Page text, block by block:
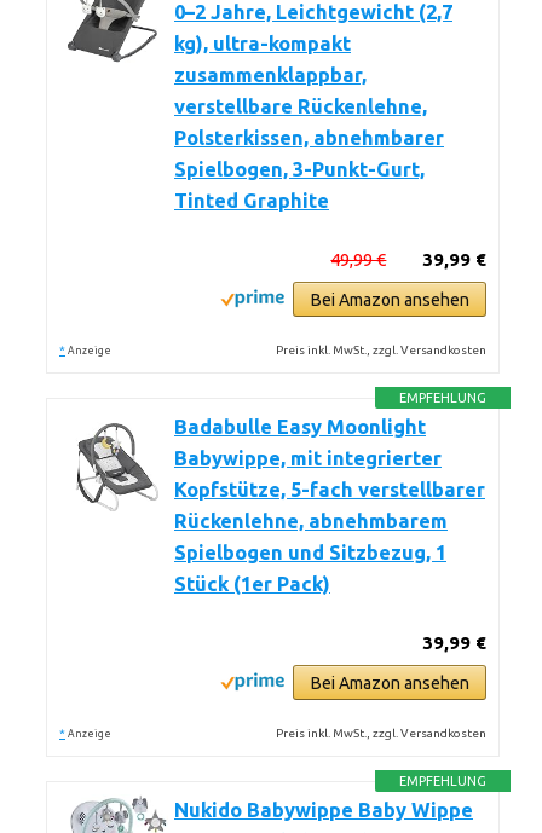
0–2 Jahre, Leichtgewicht (2,7
kg), ultra-kompakt
zusammenklappbar,
verstellbare Rückenlehne,
Polsterkissen, abnehmbarer
Spielbogen, 3-Punkt-Gurt,
Tinted Graphite
39,99 €
49,99 €
Bei Amazon ansehen
* Anzeige Preis inkl. MwSt., zzgl. Versandkosten
EMPFEHLUNG
Badabulle Easy Moonlight
Babywippe, mit integrierter
Kopfstütze, 5-fach verstellbarer
Rückenlehne, abnehmbarem
Spielbogen und Sitzbezug, 1
Stück (1er Pack)
39,99 €
Bei Amazon ansehen
* Anzeige Preis inkl. MwSt., zzgl. Versandkosten
EMPFEHLUNG
Nukido Babywippe Baby Wippe